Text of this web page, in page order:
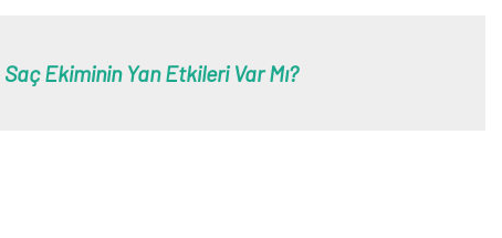
Saç Ekiminin Yan Etkileri Var Mı?